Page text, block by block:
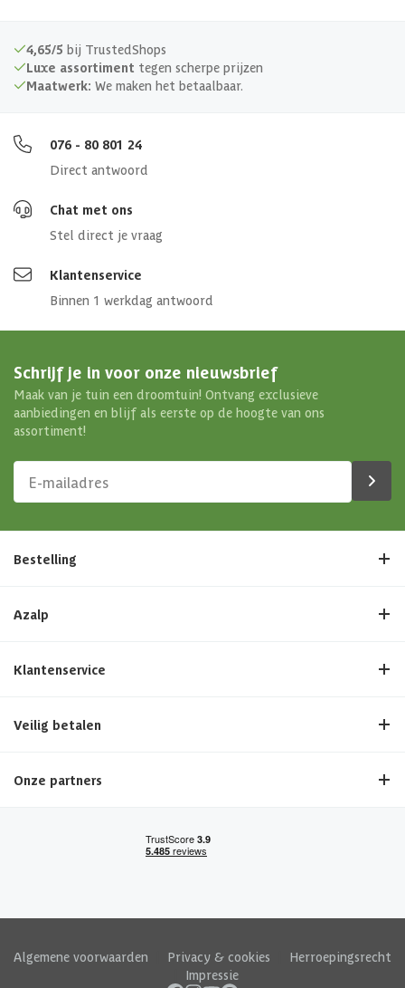
4,65/5 bij TrustedShops
Luxe assortiment tegen scherpe prijzen
Maatwerk: We maken het betaalbaar.
076 - 80 801 24
Direct antwoord
Chat met ons
Stel direct je vraag
Klantenservice
Binnen 1 werkdag antwoord
Schrijf je in voor onze nieuwsbrief
Maak van je tuin een droomtuin! Ontvang exclusieve
aanbiedingen en blijf als eerste op de hoogte van ons
assortiment!
Bestelling
Azalp
Klantenservice
Veilig betalen
Onze partners
Algemene voorwaarden Privacy & cookies
Herroepingsrecht
Impressie